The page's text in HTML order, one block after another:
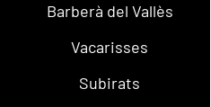
Barberà del Vallès
Vacarisses
Subirats